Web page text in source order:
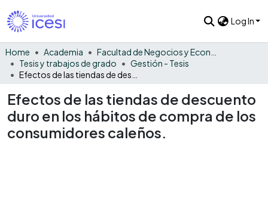
Log In
Home Academia
Tesis y trabajos de grado
Gestión - Tesis
Efectos de las tiendas de descuento
duro en los hábitos de compra de los
consumidores caleños.